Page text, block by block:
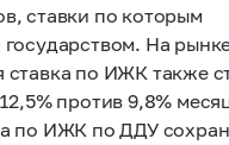
ставки по которым
На
ставка по ИЖК также
против 9,8%
по ИЖК по ДДУ